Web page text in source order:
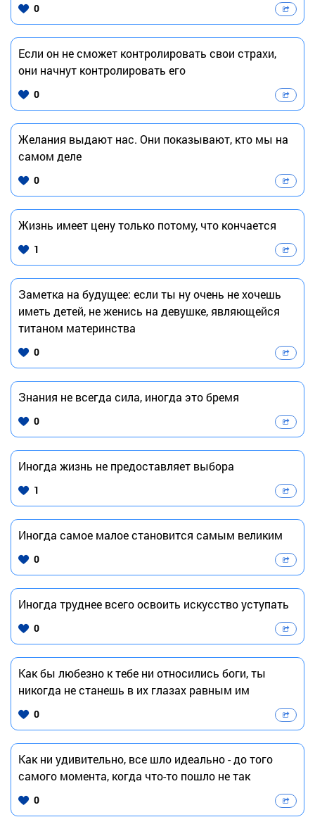
0
Если он не сможет контролировать свои страхи,
они начнут контролировать его
0
Желания выдают нас. Они показывают, кто мы на
самом деле
0
Жизнь имеет цену только потому, что кончается
1
Заметка на будущее: если ты ну очень не хочешь
иметь детей, не женись на девушке, являющейся
титаном материнства
0
Знания не всегда сила, иногда это бремя
0
Иногда жизнь не предоставляет выбора
1
Иногда самое малое становится самым великим
0
Иногда труднее всего освоить искусство уступать
0
Как бы любезно к тебе ни относились боги, ты
никогда не станешь в их глазах равным им
0
Как ни удивительно, все шло идеально - до того
самого момента, когда что-то пошло не так
0